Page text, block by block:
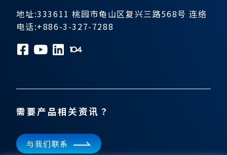
地址:333611 桃园市龟山区复兴三路568号 连络
电话:+886-3-327-7288
需要产品相关资讯？
与我们联系